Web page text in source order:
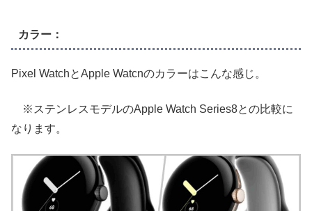
カラー：
Pixel WatchとApple Watcnのカラーはこんな感じ。
※ステンレスモデルのApple Watch Series8との比較に
なります。